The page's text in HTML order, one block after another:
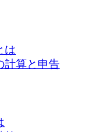
は
計算と申告